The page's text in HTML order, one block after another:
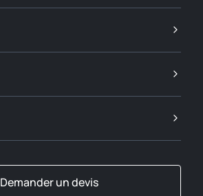
Demander un devis